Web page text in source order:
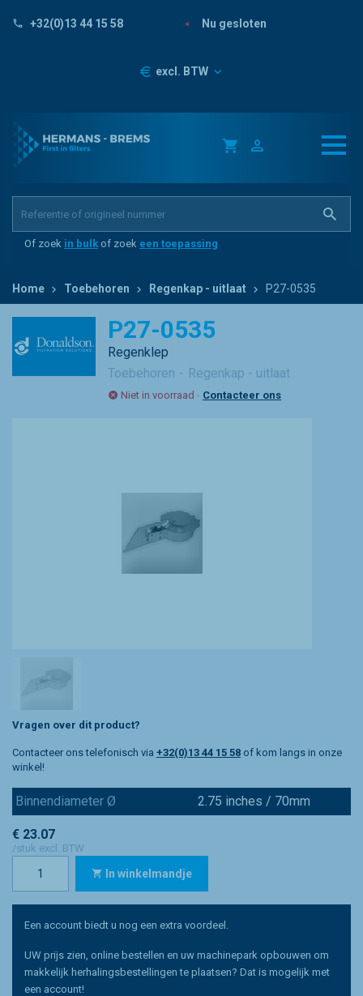
+32(0)13 44 15 58 Nu gesloten
Prijzen
excl. BTW
Of zoek in bulk of zoek een toepassing
Home Toebehoren Regenkap - uitlaat P27-0535
P27-0535
Regenklep
Toebehoren
Regenkap - uitlaat
Niet in voorraad - Contacteer ons
Vragen over dit product?
Contacteer ons telefonisch via +32(0)13 44 15 58 of kom langs in onze
winkel!
Binnendiameter Ø 2.75 inches / 70mm
€ 23.07
/stuk excl. BTW
In winkelmandje
Een account biedt u nog een extra voordeel.
UW prijs zien, online bestellen en uw machinepark opbouwen om
makkelijk herhalingsbestellingen te plaatsen? Dat is mogelijk met
een account!